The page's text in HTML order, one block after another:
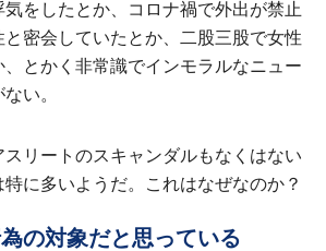
をしたとか、コロナ禍で外出が禁止
密会していたとか、二股三股で女性
とかく非常識でインモラルなニュー
い。
リートのスキャンダルもなくはない
に多いようだ。これはなぜなのか？
の対象だと思っている